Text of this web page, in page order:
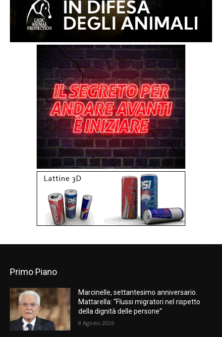
Primo Piano
Marcinelle, settantesimo anniversario.
Mattarella: “Flussi migratori nel rispetto
della dignità delle persone”
8 Agosto 2026